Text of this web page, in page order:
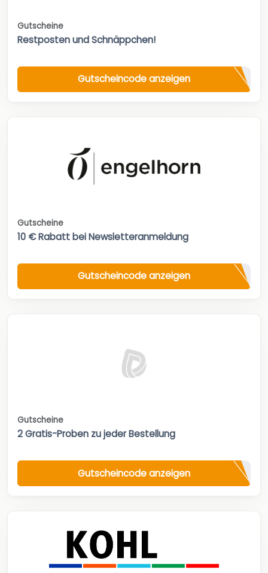
Gutscheine
Restposten und Schnäppchen!
Gutscheincode anzeigen
Gutscheine
10 € Rabatt bei Newsletteranmeldung
Gutscheincode anzeigen
Gutscheine
2 Gratis-Proben zu jeder Bestellung
Gutscheincode anzeigen